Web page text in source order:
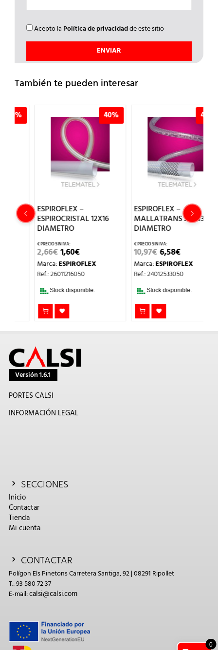
Acepto la Política de privacidadde este sitio
También te pueden interesar
40%
ESPIROFLEX –
ESPIROCRISTAL 12X16
DIAMETRO
€EL
PRECIO
ORIGINAL
ERA:
1,60€EL
PRECIO
ACTUAL
ES:
Marca:ESPIROFLEX
Ref.: 26011216050
Stock disponible.
40%
ESPIROFLEX –
MALLATRANS 25X33
DIAMETRO
€EL
PRECIO
ORIGINAL
ERA:
6,58€EL
PRECIO
ACTUAL
ES:
Marca:ESPIROFLEX
Ref.: 24012533050
Stock disponible.
Versión 1.6.1
PORTES CALSI
INFORMACIÓN LEGAL
SECCIONES
Inicio
Contactar
Tienda
Mi cuenta
CONTACTAR
Polígon Els Pinetons Carretera Santiga, 92 | 08291 Ripollet
T.: 93 580 72 37
E-mail:calsi@calsi.com
0